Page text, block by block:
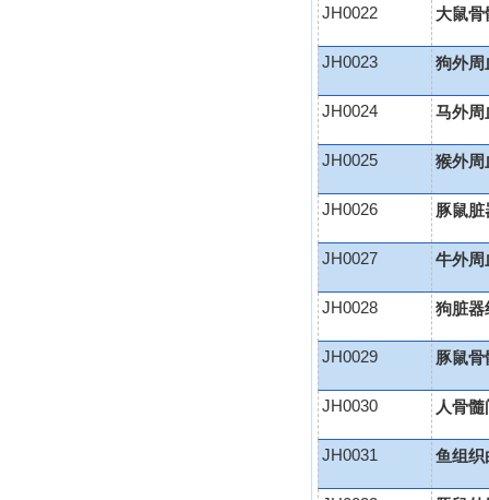
JH0022 大鼠
JH0023 狗外周
JH0024 马外周
JH0025 猴外周
JH0026 豚鼠
JH0027 牛外周
JH0028 狗脏器
JH0029 豚鼠
JH0030 人骨
JH0031 鱼组织